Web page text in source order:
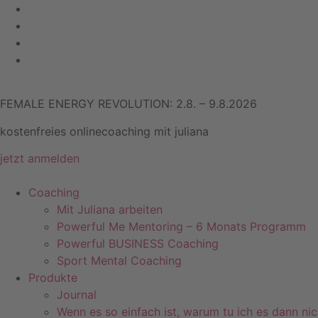
Zum
Inhalt
springen
FEMALE ENERGY REVOLUTION: 2.8. – 9.8.2026
kostenfreies onlinecoaching mit juliana
jetzt anmelden
Coaching
Mit Juliana arbeiten
Powerful Me Mentoring – 6 Monats Programm
Powerful BUSINESS Coaching
Sport Mental Coaching
Produkte
Journal
Wenn es so einfach ist, warum tu ich es dann